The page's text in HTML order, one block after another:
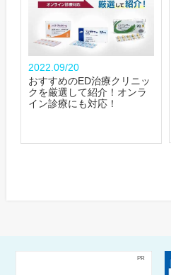
2022.09/20
おすすめのED治療クリニッ
クを厳選して紹介！オンラ
イン診療にも対応！